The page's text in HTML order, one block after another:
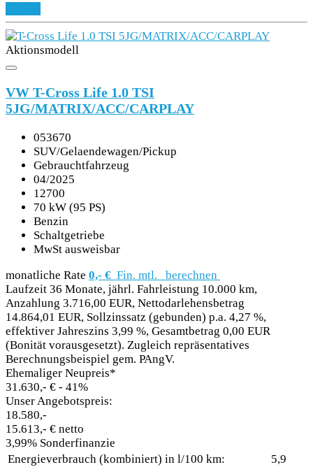
Aktionsmodell
VW T-Cross Life 1.0 TSI
5JG/MATRIX/ACC/CARPLAY
053670
SUV/Gelaendewagen/Pickup
Gebrauchtfahrzeug
04/2025
12700
70 kW (95 PS)
Benzin
Schaltgetriebe
MwSt ausweisbar
monatliche Rate 0,- € Fin. mtl.
berechnen
Laufzeit 36 Monate, jährl. Fahrleistung 10.000 km,
Anzahlung 3.716,00 EUR, Nettodarlehensbetrag
14.864,01 EUR, Sollzinssatz (gebunden) p.a. 4,27 %,
effektiver Jahreszins 3,99 %, Gesamtbetrag 0,00 EUR
(Bonität vorausgesetzt). Zugleich repräsentatives
Berechnungsbeispiel gem. PAngV.
Ehemaliger Neupreis*
31.630,- € - 41%
Unser Angebotspreis:
18.580,-
15.613,- € netto
3,99% Sonderfinanzie
Energieverbrauch (kombiniert) in l/100 km:
5,9